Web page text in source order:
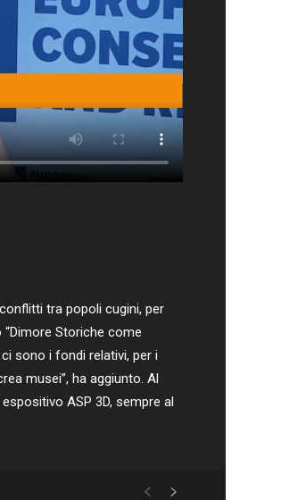
tra popoli cugini, per
“Dimore Storiche come
sono i fondi relativi, per i
musei”, ha aggiunto. Al
ASP 3D, sempre al